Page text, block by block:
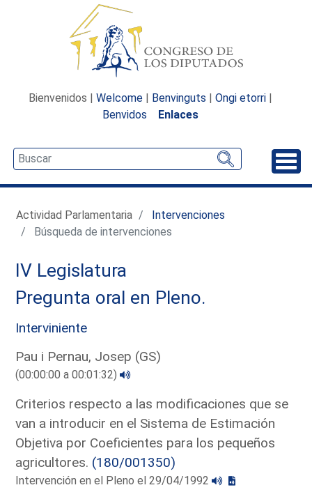
Bienvenidos | Welcome | Benvinguts | Ongi etorri |
Benvidos
Enlaces
Actividad Parlamentaria
Intervenciones
Búsqueda de intervenciones
IV Legislatura
Pregunta oral en Pleno.
Interviniente
Pau i Pernau, Josep (GS)
(00:00:00 a 00:01:32)
Criterios respecto a las modificaciones que se
van a introducir en el Sistema de Estimación
Objetiva por Coeficientes para los pequeños
agricultores. (180/001350)
Intervención en el Pleno el 29/04/1992